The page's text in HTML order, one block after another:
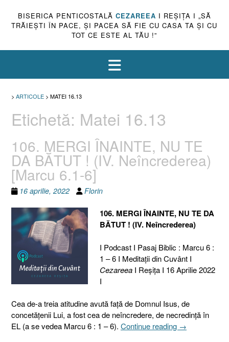
BISERICA PENTICOSTALĂ CEZAREEA I REŞIŢA I „SĂ
TRĂIEŞTI ÎN PACE, ŞI PACEA SĂ FIE CU CASA TA ŞI CU
TOT CE ESTE AL TĂU !”
> ARTICOLE > MATEI 16.13
Etichetă: Matei 16.13
106. MERGI ÎNAINTE, NU TE
DA BĂTUT ! (IV. Neîncrederea)
[Marcu 6.1-6]
16 aprilie, 2022 Florin
106. MERGI ÎNAINTE, NU TE DA
BĂTUT ! (IV. Neîncrederea)
I Podcast I Pasaj Biblic : Marcu 6 :
1 – 6 I Meditaţii din Cuvânt I
CezareeaI Reşiţa I 16 Aprilie 2022
I
Cea de-a treia atitudine avută faţă de Domnul Isus, de
concetăţenii Lui, a fost cea de neîncredere, de necredinţă în
EL (a se vedea Marcu 6 : 1 – 6). Continue reading „106.
→